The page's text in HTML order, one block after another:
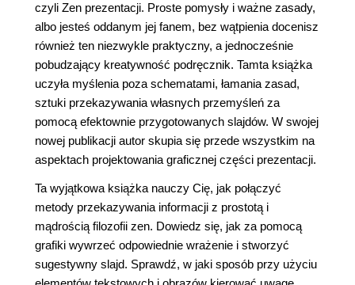
czyli Zen prezentacji. Proste pomysły i ważne zasady,
albo jesteś oddanym jej fanem, bez wątpienia docenisz
również ten niezwykle praktyczny, a jednocześnie
pobudzający kreatywność podręcznik. Tamta książka
uczyła myślenia poza schematami, łamania zasad,
sztuki przekazywania własnych przemyśleń za
pomocą efektownie przygotowanych slajdów. W swojej
nowej publikacji autor skupia się przede wszystkim na
aspektach projektowania graficznej części prezentacji.
Ta wyjątkowa książka nauczy Cię, jak połączyć
metody przekazywania informacji z prostotą i
mądrością filozofii zen. Dowiedz się, jak za pomocą
grafiki wywrzeć odpowiednie wrażenie i stworzyć
sugestywny slajd. Sprawdź, w jaki sposób przy użyciu